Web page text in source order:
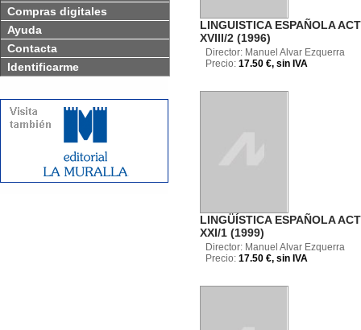
Compras digitales
Ayuda
Contacta
Identificarme
LINGUISTICA ESPAÑOLA
XVIII/2 (1996)
Director: Manuel Alvar Ezquerra
Precio: 17.50 €, sin IVA
LINGÜÍSTICA ESPAÑOLA
XXI/1 (1999)
Director: Manuel Alvar Ezquerra
Precio: 17.50 €, sin IVA